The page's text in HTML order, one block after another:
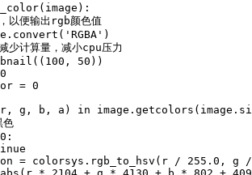
以便输出rgb颜色值
少计算量，减小cpu压力
50))
= 0
g, b, a) in
色
= colorsys.rgb_to_hsv(r / 255.0, g